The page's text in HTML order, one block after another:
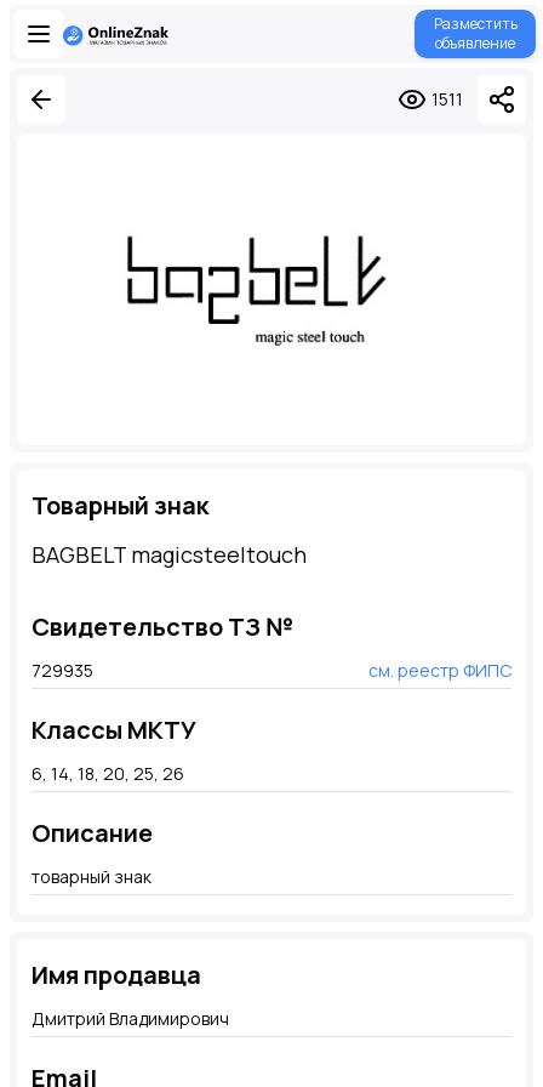
Разместить
объявление
1511
Товарный знак
BAGBELT magicsteeltouch
Свидетельство ТЗ №
729935 см. реестр ФИПС
Классы МКТУ
6, 14, 18, 20, 25, 26
Описание
товарный знак
Имя продавца
Дмитрий Владимирович
Email